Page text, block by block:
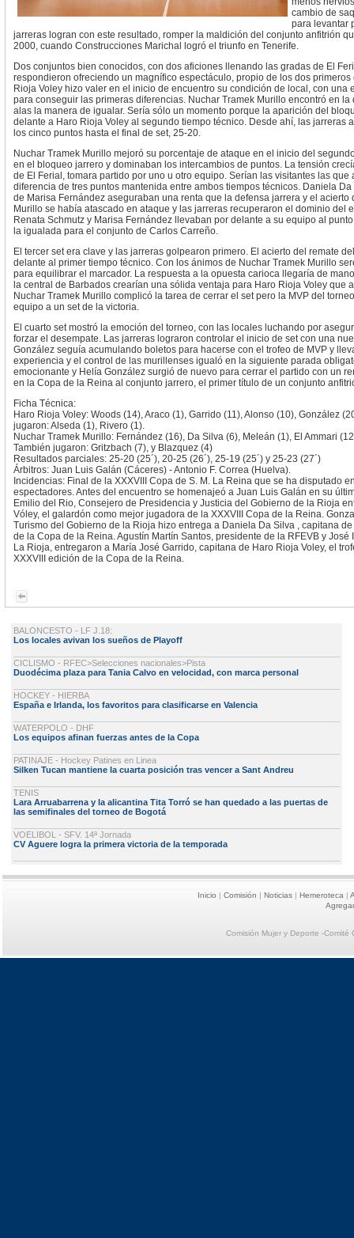
cambio de
para levantar
jarreras logran con este resultado, romper la maldición del conjunto anfitrión
2000, cuando Construcciones Marichal logró el triunfo en Tenerife.
Dos conjuntos bien conocidos, con dos aficiones llenando las gradas de El
respondieron ofreciendo un magnífico espectáculo, propio de los dos
Rioja Voley hizo valer en el inicio de encuentro su condición de local, con
para conseguir las primeras diferencias. Nuchar Tramek Murillo encontró en
alas la manera de igualar. Sería sólo un momento porque la aparición del
delante a Haro Rioja Voley al segundo tiempo técnico. Desde ahí, las jarreras
los cinco puntos hasta el final de set, 25-20.
Nuchar Tramek Murillo mejoró su porcentaje de ataque en el inicio del
en el bloqueo jarrero y dominaban los intercambios de puntos. La tensión
de El Ferial, tomara partido por uno u otro equipo. Serían las visitantes las
diferencia de tres puntos mantenida entre ambos tiempos técnicos. Daniela
de Marisa Fernández aseguraban una renta que la defensa jarrera y el
Murillo se había atascado en ataque y las jarreras recuperaron el dominio del
Renata Schmutz y Marisa Fernández llevaban por delante a su equipo al
la igualada para el conjunto de Carlos Carreño.
El tercer set era clave y las jarreras golpearon primero. El acierto del remate
delante al primer tiempo técnico. Con los ánimos de Nuchar Tramek Murillo
para equilibrar el marcador. La respuesta a la opuesta carioca llegaría de
la central de Barbados crearían una sólida ventaja para Haro Rioja Voley que
Nuchar Tramek Murillo complicó la tarea de cerrar el set pero la MVP del
equipo a un set de la victoria.
El cuarto set mostró la emoción del torneo, con las locales luchando por
forzar el desempate. Las jarreras lograron controlar el inicio de set con una
González seguía acumulando boletos para hacerse con el trofeo de MVP y
experiencia y el control de las murillenses igualó en la siguiente parada
emocionante y Helía González surgió de nuevo para cerrar el partido con un
en la Copa de la Reina al conjunto jarrero, el primer título de un conjunto
Ficha Técnica:
Haro Rioja Voley: Woods (14), Araco (1), Garrido (11), Alonso (10), González
jugaron: Alseda (1), Rivero (1).
Nuchar Tramek Murillo: Fernández (16), Da Silva (6), Meleán (1), El Ammari
También jugaron: Gritzbach (7), y Blazquez (4)
Resultados parciales: 25-20 (25´), 20-25 (26´), 25-19 (25´) y 25-23 (27´)
Árbitros: Juan Luis Galán (Cáceres) - Antonio F. Correa (Huelva).
Incidencias: Final de la XXXVIII Copa de S. M. La Reina que se ha disputado
espectadores. Antes del encuentro se homenajeó a Juan Luis Galán en su
Emilio del Rio, Consejero de Presidencia y Justicia del Gobierno de la Rioja
Vóley, el galardón como mejor jugadora de la XXXVIII Copa de la Reina.
Turismo del Gobierno de la Rioja hizo entrega a Daniela Da Silva , capitana
de la Copa de la Reina. Agustín Martín Santos, presidente de la RFEVB y
La Rioja, entregaron a María José Garrido, capitana de Haro Rioja Voley, el
XXXVIII edición de la Copa de la Reina.
BALONCESTO - LF J.18:
Los locales avivan los sueños de Playoff
CICLISMO - RFEC>Selecciones nacionales>Pista
Duodécima plaza para Tania Calvo en velocidad, con marca personal
HOCKEY - HIERBA
España e Irlanda, los favoritos para clasificarse en Valencia
WATERPOLO - DHF
Los equipos afinan fuerzas antes de la Copa
PATINAJE - Hockey Patines en Linea
Silken Tucan mantiene la cuarta posición tras vencer a Sant Andreu
TENIS
Lara Arruabarrena y la alicantina Tita Torró se han quedado a las puertas de
las semifinales del torneo de Bogotá
VOELIBOL - SFV. 14ª Jornada
CV Aguere logra la primera victoria de la temporada
Inicio | Comisión | Noticias| Hemeroteca |
Comisión Mujer y Deporte -